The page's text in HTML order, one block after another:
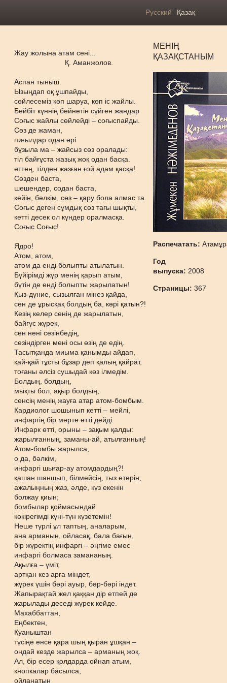
Русский Қазақ
Жау жолына атам сені...
Қ. Аманжолов.
Аспан тыныш.
Ызыңдап оқ ұшпайды,
сөйлесеміз көп шаруа, көп іс жайлы.
Бейбіт күннің бейнетін сүйген жандар
Соғыс жайлы сөйлейді – соғыспайды.
Сөз де жаман,
пиғылдар одан әрі
бұзыла ма – жайсыз сөз оралады:
тіл байғұста жазық жоқ одан басқа.
әттең, тілден жазған ғой адам қасқа!
Сөзден баста,
шешендер, содан баста,
кейін, бәлкім, сөз – қару бола алмас та.
Соғыс деген сұмдық сөз тағы шықты,
кетті десек ол күндер оралмасқа.
Соғыс Соғыс!
Ядро!
Атом, атом,
атом да енді болыпты атылатын.
Бүйірімді жүр менің қарып атым,
бүтін де енді болыпты жарылатын!
Қыз-дүние, сызылған мінез қайда,
сен де ұрысқақ болдың ба, кәрі қатын?!
Кезің келер сенің де жарылатын,
байғұс жүрек,
сен нені сезінбедің,
сезіндірген мені осы өзің де едің.
Тасытқанда миыма қанымды айдап,
қай-қай тұсты бұзар деп қалың қайрат,
тоғаны әлсіз сушыдай көз ілмедім.
Болдың, болдың,
мықты бол, ақыр болдың,
сенсің менің жауға атар атом-бомбым.
Кардиолог шошынып кетті – мейлі,
инфаргің бір мәрте өтті дейді.
Инфарк өтті, орыны – зақым қалды:
жарылғанның, заманы-ай, атылғанның!
Атом-бомбы жарылса,
о да, бәлкім,
инфаргі шығар-ау атомдардың?!
қашан шаншып, білмейсің, тыз етерін,
ажалыңның жаз, әлде, күз екенін
болжау қиын;
бомбылар қоймасындай
көкірегімді күні-түн күзетемін!
Неше түрлі ұл таптың, аналарым,
ана арманын, ойласақ, бала бағын,
бір жүректің инфаргі – әңгіме емес
инфаргі болмаса замананың.
Ақылға – үміт,
артқан кез арға міндет,
жүрек үшін бәрі ауыр, бәр-бәрі індет.
Жапырақтай жел қаққан дір етпей де
жарылады деседі жүрек кейде.
Махаббаттан,
Еңбектен,
Қуаныштан
түсіңе енсе қара шың қыран ұшқан –
ондай кезде жарылса – арманың жоқ.
Ал, бір есер қолдарда ойнап атым,
кнопкалар басылса,
ойланатын
МЕНІҢ
ҚАЗАҚСТАНЫМ
Распечатать:
Год
выпуска: 2008
Страницы:367